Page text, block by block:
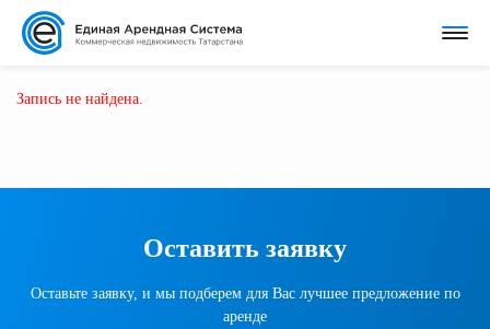
Запись не найдена.
Оставить заявку
Оставьте заявку, и мы подберем для Вас лучшее предложение по
аренде